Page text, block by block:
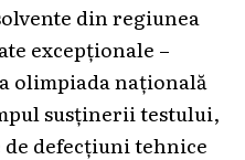
din regiunea
excepționale –
olimpiada națională
susținerii testului,
defecțiuni tehnice